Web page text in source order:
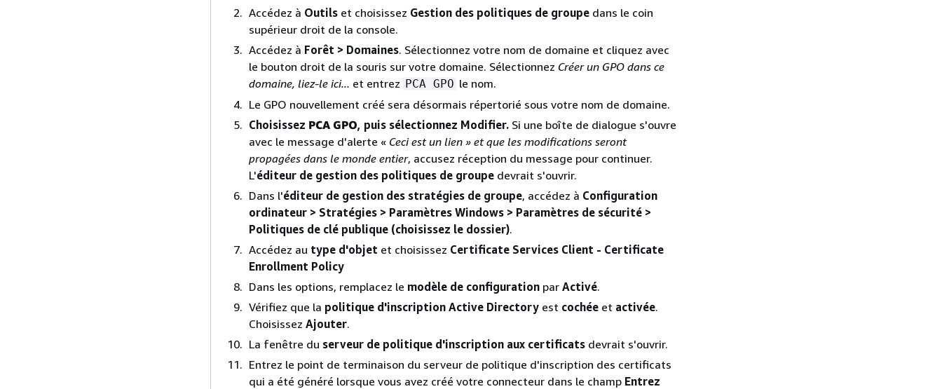
Accédez à Outils et choisissez Gestion des politiques de groupe dans le coin
supérieur droit de la console.
Accédez à Forêt > Domaines. Sélectionnez votre nom de domaine et cliquez avec
le bouton droit de la souris sur votre domaine. Sélectionnez Créer un GPO dans ce
domaine, liez-le ici... et entrez PCA GPO le nom.
Le GPO nouvellement créé sera désormais répertorié sous votre nom de domaine.
Choisissez PCA GPO, puis sélectionnez Modifier. Si une boîte de dialogue s'ouvre
avec le message d'alerte « Ceci est un lien » et que les modifications seront
propagées dans le monde entier, accusez réception du message pour continuer.
L'éditeur de gestion des politiques de groupe devrait s'ouvrir.
Dans l'éditeur de gestion des stratégies de groupe, accédez à Configuration
ordinateur > Stratégies > Paramètres Windows > Paramètres de sécurité >
Politiques de clé publique (choisissez le dossier).
Accédez au type d'objet et choisissez Certificate Services Client - Certificate
Enrollment Policy
Dans les options, remplacez le modèle de configuration par Activé.
Vérifiez que la politique d'inscription Active Directory est cochée et activée.
Choisissez Ajouter.
La fenêtre du serveur de politique d'inscription aux certificats devrait s'ouvrir.
Entrez le point de terminaison du serveur de politique d'inscription des certificats
qui a été généré lorsque vous avez créé votre connecteur dans le champ Entrez